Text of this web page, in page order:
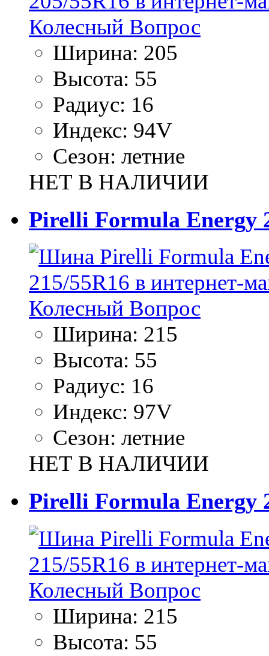
Ширина: 205
Высота: 55
Радиус: 16
Индекс: 94V
Сезон: летние
НЕТ В НАЛИЧИИ
Pirelli Formula Energy
Ширина: 215
Высота: 55
Радиус: 16
Индекс: 97V
Сезон: летние
НЕТ В НАЛИЧИИ
Pirelli Formula Energy
Ширина: 215
Высота: 55